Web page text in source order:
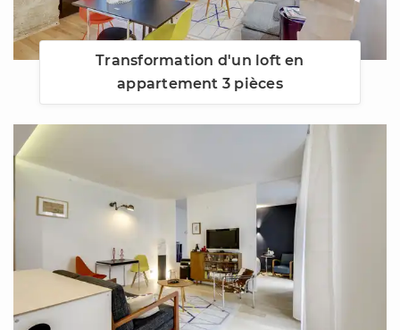
Transformation d'un loft en
appartement 3 pièces